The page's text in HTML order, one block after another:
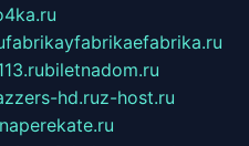
fabrikayfabrikaefabrika.ru
biletnadom.ru
hd.ruz-host.ru
naperekate.ru